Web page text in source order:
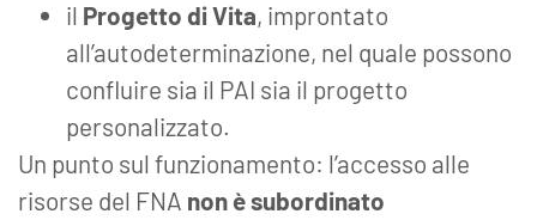
il Progetto di Vita, improntato
all’autodeterminazione, nel quale possono
confluire sia il PAI sia il progetto
personalizzato.
Un punto sul funzionamento: l’accesso alle
risorse del FNA non è subordinato